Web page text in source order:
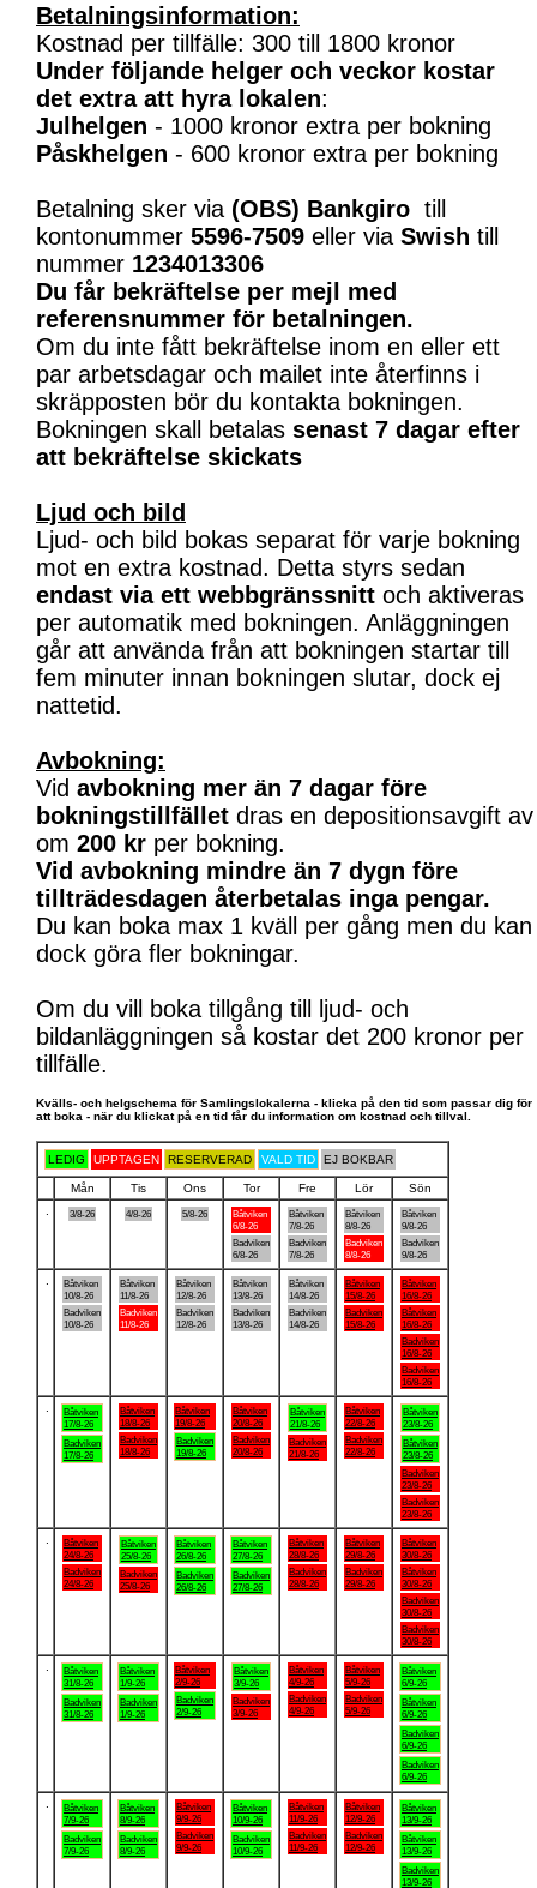
Betalningsinformation:
Kostnad per tillfälle: 300 till 1800 kronor
Under följande helger och veckor kostar
det extra att hyra lokalen:
Julhelgen - 1000 kronor extra per bokning
Påskhelgen - 600 kronor extra per bokning
Betalning sker via (OBS) Bankgiro till
kontonummer 5596-7509 eller via Swish till
nummer 1234013306
Du får bekräftelse per mejl med
referensnummer för betalningen.
Om du inte fått bekräftelse inom en eller ett
par arbetsdagar och mailet inte återfinns i
skräpposten bör du kontakta bokningen.
Bokningen skall betalas senast 7 dagar efter
att bekräftelse skickats
Ljud och bild
Ljud- och bild bokas separat för varje bokning
mot en extra kostnad. Detta styrs sedan
endast via ett webbgränssnitt och aktiveras
per automatik med bokningen. Anläggningen
går att använda från att bokningen startar till
fem minuter innan bokningen slutar, dock ej
nattetid.
Avbokning:
Vid avbokning mer än 7 dagar före
bokningstillfället dras en depositionsavgift av
om 200 kr per bokning.
Vid avbokning mindre än 7 dygn före
tillträdesdagen återbetalas inga pengar.
Du kan boka max 1 kväll per gång men du kan
dock göra fler bokningar.
Om du vill boka tillgång till ljud- och
bildanläggningen så kostar det 200 kronor per
tillfälle.
Kvälls- och helgschema för Samlingslokalerna - klicka på den tid som passar dig för
att boka - när du klickat på en tid får du information om kostnad och tillval.
LEDIG UPPTAGEN RESERVERAD VALD TID EJ BOKBAR
Mån Tis Ons Tor Fre Lör
Sön
3/8-26 4/8-26 5/8-26
Båtviken
6/8-26
Badviken
6/8-26
Båtviken
7/8-26
Badviken
7/8-26
Båtviken
8/8-26
Badviken
8/8-26
Båtviken
9/8-26
Badviken
9/8-26
Båtviken
10/8-26
Badviken
10/8-26
Båtviken
11/8-26
Badviken
11/8-26
Båtviken
12/8-26
Badviken
12/8-26
Båtviken
13/8-26
Badviken
13/8-26
Båtviken
14/8-26
Badviken
14/8-26
Båtviken
15/8-26
Badviken
15/8-26
Båtviken
16/8-26
Båtviken
16/8-26
Badviken
16/8-26
Badviken
16/8-26
Båtviken
17/8-26
Badviken
17/8-26
Båtviken
18/8-26
Badviken
18/8-26
Båtviken
19/8-26
Badviken
19/8-26
Båtviken
20/8-26
Badviken
20/8-26
Båtviken
21/8-26
Badviken
21/8-26
Båtviken
22/8-26
Badviken
22/8-26
Båtviken
23/8-26
Båtviken
23/8-26
Badviken
23/8-26
Badviken
23/8-26
Båtviken
24/8-26
Badviken
24/8-26
Båtviken
25/8-26
Badviken
25/8-26
Båtviken
26/8-26
Badviken
26/8-26
Båtviken
27/8-26
Badviken
27/8-26
Båtviken
28/8-26
Badviken
28/8-26
Båtviken
29/8-26
Badviken
29/8-26
Båtviken
30/8-26
Båtviken
30/8-26
Badviken
30/8-26
Badviken
30/8-26
Båtviken
31/8-26
Badviken
31/8-26
Båtviken
1/9-26
Badviken
1/9-26
Båtviken
2/9-26
Badviken
2/9-26
Båtviken
3/9-26
Badviken
3/9-26
Båtviken
4/9-26
Badviken
4/9-26
Båtviken
5/9-26
Badviken
5/9-26
Båtviken
6/9-26
Båtviken
6/9-26
Badviken
6/9-26
Badviken
6/9-26
Båtviken
7/9-26
Badviken
7/9-26
Båtviken
8/9-26
Badviken
8/9-26
Båtviken
9/9-26
Badviken
9/9-26
Båtviken
10/9-26
Badviken
10/9-26
Båtviken
11/9-26
Badviken
11/9-26
Båtviken
12/9-26
Badviken
12/9-26
Båtviken
13/9-26
Båtviken
13/9-26
Badviken
13/9-26